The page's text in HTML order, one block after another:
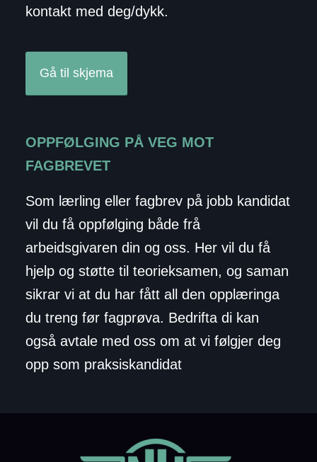
kontakt med deg/dykk.
Gå til skjema
OPPFØLGING PÅ VEG MOT
FAGBREVET
Som lærling eller fagbrev på jobb kandidat
vil du få oppfølging både frå
arbeidsgivaren din og oss. Her vil du få
hjelp og støtte til teorieksamen, og saman
sikrar vi at du har fått all den opplæringa
du treng før fagprøva. Bedrifta di kan
også avtale med oss om at vi følgjer deg
opp som praksiskandidat